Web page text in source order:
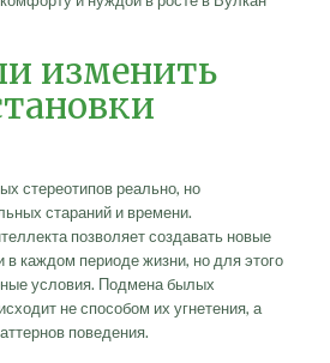
изменить
стереотипов реально, но
стараний и времени.
позволяет создавать новые
в каждом периоде жизни, но для этого
условия. Подмена былых
не способом их угнетения, а
поведения.